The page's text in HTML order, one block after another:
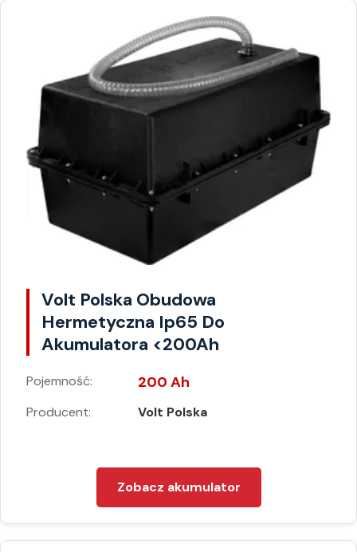
Volt Polska Obudowa
Hermetyczna Ip65 Do
Akumulatora <200Ah
Pojemność: 200 Ah
Producent: Volt Polska
Zobacz akumulator